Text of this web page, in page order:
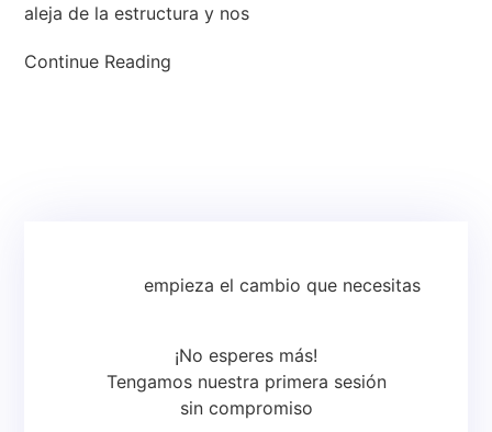
aleja de la estructura y nos
Continue Reading
empieza el cambio que necesitas
¡No esperes más!
Tengamos nuestra primera sesión
sin compromiso